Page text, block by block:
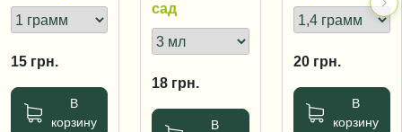
15 грн.
В
корзину
сад
18 грн.
В
20грн.
В
корзину